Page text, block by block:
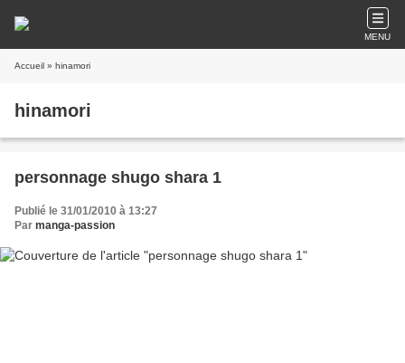
MENU
Accueil » hinamori
hinamori
personnage shugo shara 1
Publié le 31/01/2010 à 13:27
Par manga-passion